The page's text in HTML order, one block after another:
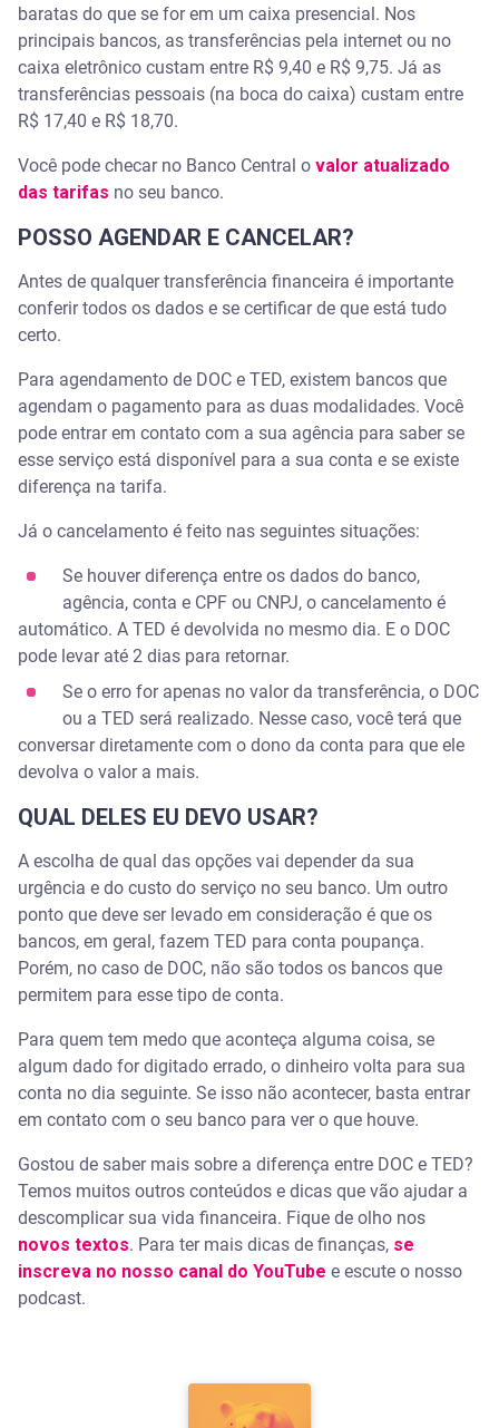
baratas do que se for em um caixa presencial. Nos
principais bancos, as transferências pela internet ou no
caixa eletrônico custam entre R$ 9,40 e R$ 9,75. Já as
transferências pessoais (na boca do caixa) custam entre
R$ 17,40 e R$ 18,70.
Você pode checar no Banco Central o valor atualizado
das tarifas no seu banco.
POSSO AGENDAR E CANCELAR?
Antes de qualquer transferência financeira é importante
conferir todos os dados e se certificar de que está tudo
certo.
Para agendamento de DOC e TED, existem bancos que
agendam o pagamento para as duas modalidades. Você
pode entrar em contato com a sua agência para saber se
esse serviço está disponível para a sua conta e se existe
diferença na tarifa.
Já o cancelamento é feito nas seguintes situações:
Se houver diferença entre os dados do banco,
agência, conta e CPF ou CNPJ, o cancelamento é
automático. A TED é devolvida no mesmo dia. E o DOC
pode levar até 2 dias para retornar.
Se o erro for apenas no valor da transferência, o DOC
ou a TED será realizado. Nesse caso, você terá que
conversar diretamente com o dono da conta para que ele
devolva o valor a mais.
QUAL DELES EU DEVO USAR?
A escolha de qual das opções vai depender da sua
urgência e do custo do serviço no seu banco. Um outro
ponto que deve ser levado em consideração é que os
bancos, em geral, fazem TED para conta poupança.
Porém, no caso de DOC, não são todos os bancos que
permitem para esse tipo de conta.
Para quem tem medo que aconteça alguma coisa, se
algum dado for digitado errado, o dinheiro volta para sua
conta no dia seguinte. Se isso não acontecer, basta entrar
em contato com o seu banco para ver o que houve.
Gostou de saber mais sobre a diferença entre DOC e TED?
Temos muitos outros conteúdos e dicas que vão ajudar a
descomplicar sua vida financeira. Fique de olho nos
novos textos. Para ter mais dicas de finanças, se
inscreva no nosso canal do YouTube e escute o nosso
podcast.